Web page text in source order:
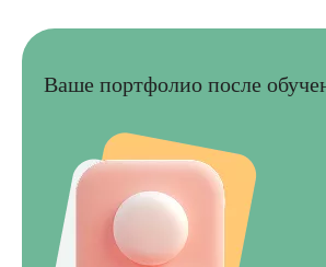
Ваше портфолио после